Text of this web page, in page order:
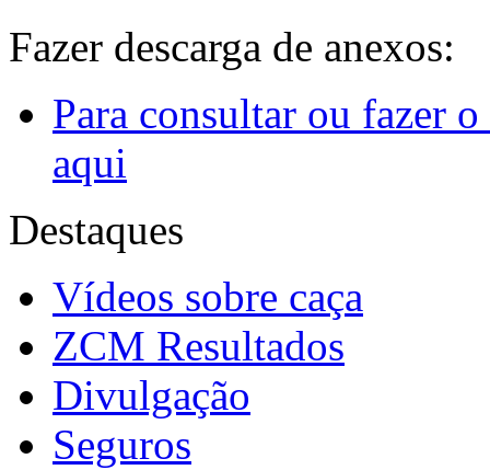
Fazer descarga de anexos:
Para consultar ou fazer
aqui
Destaques
Vídeos sobre caça
ZCM Resultados
Divulgação
Seguros